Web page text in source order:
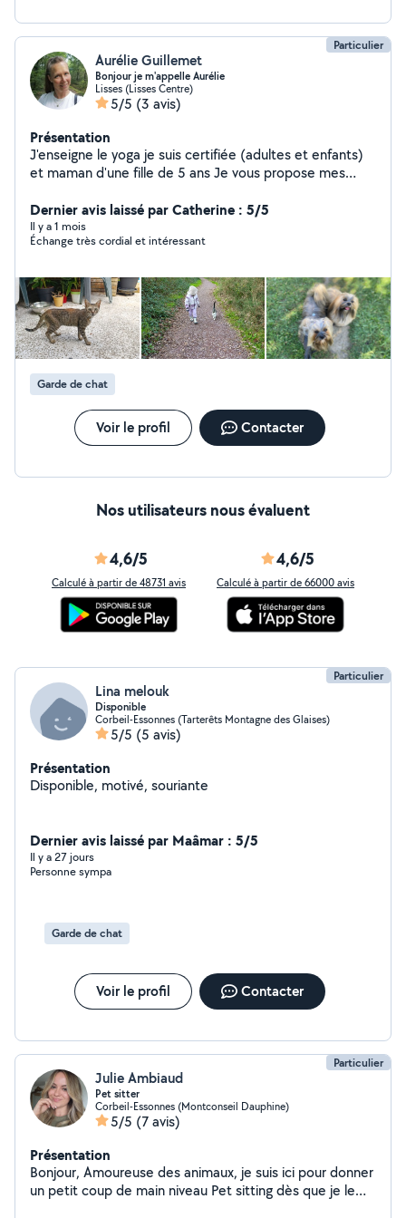
Particulier
Aurélie Guillemet
Bonjour je m'appelle Aurélie
Lisses (Lisses Centre)
5/5 (3 avis)
Présentation
J'enseigne le yoga je suis certifiée (adultes et enfants)
et maman d'une fille de 5 ans Je vous propose mes
grand) Garder vos animaux et/ou faire une promenade.
Expérience avec les chiens, chats, lapins, tortues,
oiseaux et chevaux. Je suis à l'aise avec tous les animaux
domicile (courses, visite de compagnie,
accompagnement aux rdv médicaux ...) Cours de yoga à
domicile adultes, enfants ou famille matériels fournis si
besoin. N'hésitez pas à faire appel à mes services je
serais ravie de vous apporter satisfaction. Belle journée
et au plaisir de vous rencontrer
Dernier avis laissé par Catherine : 5/5
Il y a 1 mois
Échange très cordial et intéressant
Garde de chat
Voir le profil Contacter
Nos utilisateurs nous évaluent
4,6/5
Calculé à partir de 48731 avis
4,6/5
Calculé à partir de 66000 avis
Particulier
Lina melouk
Disponible
Corbeil-Essonnes (Tarterêts Montagne des Glaises)
5/5 (5 avis)
Présentation
Disponible, motivé, souriante
Dernier avis laissé par Maâmar : 5/5
Il y a 27 jours
Personne sympa
Garde de chat
Voir le profil Contacter
Particulier
Julie Ambiaud
Pet sitter
Corbeil-Essonnes (Montconseil Dauphine)
5/5 (7 avis)
Présentation
Bonjour, Amoureuse des animaux, je suis ici pour donner
un petit coup de main niveau Pet sitting dès que je le